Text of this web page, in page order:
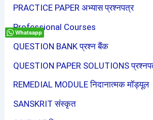
PRACTICE PAPER अभ्यास प्रश्नपत्र
Professional Courses
QUESTION BANK प्रश्न बैंक
QUESTION PAPER SOLUTIONS
REMEDIAL MODULE निदानात्मक मॉड्यूल
SANSKRIT संस्कृत
Whatsapp